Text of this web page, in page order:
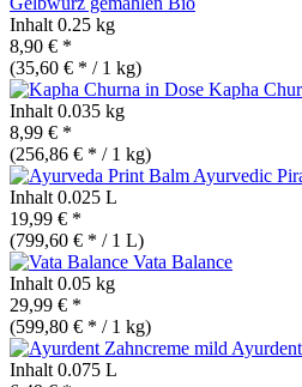
Inhalt 0.25 kg
8,90 € *
(35,60 € * / 1 kg)
Kapha
Inhalt 0.035 kg
8,99 € *
(256,86 € * / 1 kg)
Ayurvedic
Inhalt 0.025 L
19,99 € *
(799,60 € * / 1 L)
Vata Balance
Inhalt 0.05 kg
29,99 € *
(599,80 € * / 1 kg)
Inhalt 0.075 L